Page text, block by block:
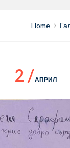
Home
2 /АПРИЛ